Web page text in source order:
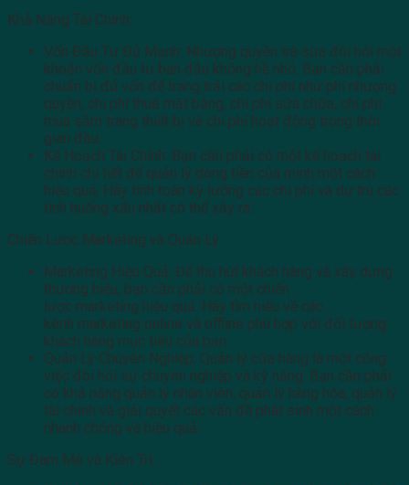
Khả Năng Tài Chính:
Vốn Đầu Tư Đủ Mạnh: Nhượng quyền trà sữa đòi hỏi một
khoản vốn đầu tư ban đầu không hề nhỏ. Bạn cần phải
chuẩn bị đủ vốn để trang trải các chi phí như phí nhượng
quyền, chi phí thuê mặt bằng, chi phí sửa chữa, chi phí
mua sắm trang thiết bị và chi phí hoạt động trong thời
gian đầu.
Kế Hoạch Tài Chính: Bạn cần phải có một kế hoạch tài
chính chi tiết để quản lý dòng tiền của mình một cách
hiệu quả. Hãy tính toán kỹ lưỡng các chi phí và dự trù các
tình huống xấu nhất có thể xảy ra.
Chiến Lược Marketing và Quản Lý:
Marketing Hiệu Quả: Để thu hút khách hàng và xây dựng
thương hiệu, bạn cần phải có một chiến
lược marketing hiệu quả. Hãy tìm hiểu về các
kênh marketing online và offline phù hợp với đối tượng
khách hàng mục tiêu của bạn.
Quản Lý Chuyên Nghiệp: Quản lý cửa hàng là một công
việc đòi hỏi sự chuyên nghiệp và kỹ năng. Bạn cần phải
có khả năng quản lý nhân viên, quản lý hàng hóa, quản lý
tài chính và giải quyết các vấn đề phát sinh một cách
nhanh chóng và hiệu quả.
Sự Đam Mê và Kiên Trì: